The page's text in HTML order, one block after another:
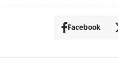
Facebook